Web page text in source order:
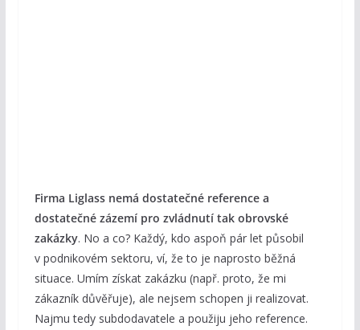
Firma Liglass nemá dostatečné reference a
dostatečné zázemí pro zvládnutí tak obrovské
zakázky. No a co? Každý, kdo aspoň pár let působil
v podnikovém sektoru, ví, že to je naprosto běžná
situace. Umím získat zakázku (např. proto, že mi
zákazník důvěřuje), ale nejsem schopen ji realizovat.
Najmu tedy subdodavatele a použiju jeho reference.